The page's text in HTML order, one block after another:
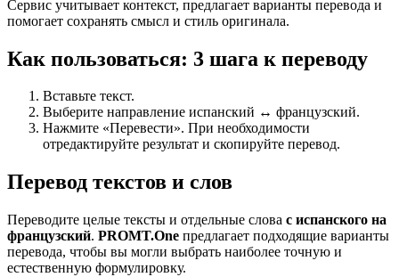
Сервис учитывает контекст, предлагает варианты перевода и
помогает сохранять смысл и стиль оригинала.
Как пользоваться: 3 шага к переводу
Вставьте текст.
Выберите направление испанский ↔ французский.
Нажмите «Перевести». При необходимости
отредактируйте результат и скопируйте перевод.
Перевод текстов и слов
Переводите целые тексты и отдельные слова с испанского на
французский. PROMT.One предлагает подходящие варианты
перевода, чтобы вы могли выбрать наиболее точную и
естественную формулировку.